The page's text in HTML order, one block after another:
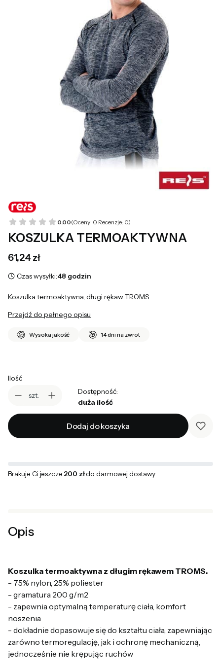
0.00(Oceny: 0 Recenzje: 0)
KOSZULKA TERMOAKTYWNA
Cena
61,24 zł
Czas wysyłki:48 godzin
Koszulka termoaktywna, długi rękaw TROMS
Przejdź do pełnego opisu
Wysoka jakość 14 dni na zwrot
Ilość
szt.
Dostępność:
duża ilość
Dodaj do koszyka
Brakuje Ci jeszcze 200 złdo darmowej dostawy
Opis
Koszulka termoaktywna z długim rękawem TROMS.
- 75% nylon, 25% poliester
- gramatura 200 g/m2
- zapewnia optymalną temperaturę ciała, komfort
noszenia
- dokładnie dopasowuje się do kształtu ciała, zapewniając
zarówno termoregulację, jak i ochronę mechaniczną,
jednocześnie nie krępując ruchów